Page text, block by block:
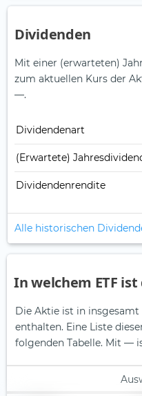
Dividenden
Mit einer (erwarteten)
zum aktuellen Kurs der
—.
Dividendenart
(Erwartete)
Dividendenrendite
Alle historischen
In welchem ETF
Die Aktie ist in insgesamt
enthalten. Eine Liste
folgenden Tabelle. Mit —